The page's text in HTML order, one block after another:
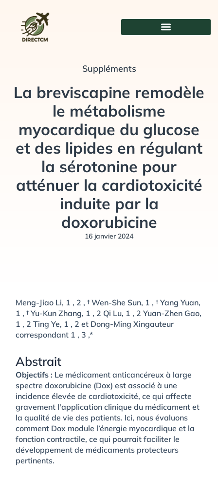
contenu
Suppléments
La breviscapine remodèle
le métabolisme
myocardique du glucose
et des lipides en régulant
la sérotonine pour
atténuer la cardiotoxicité
induite par la
doxorubicine
16 janvier 2024
Meng-Jiao Li, 1 , 2 , † Wen-She Sun, 1 , † Yang Yuan,
1 , † Yu-Kun Zhang, 1 , 2 Qi Lu, 1 , 2 Yuan-Zhen Gao,
1 , 2 Ting Ye, 1 , 2 et Dong-Ming Xingauteur
correspondant 1 , 3 ,*
Abstrait
Objectifs : Le médicament anticancéreux à large
spectre doxorubicine (Dox) est associé à une
incidence élevée de cardiotoxicité, ce qui affecte
gravement l'application clinique du médicament et
la qualité de vie des patients. Ici, nous évaluons
comment Dox module l’énergie myocardique et la
fonction contractile, ce qui pourrait faciliter le
développement de médicaments protecteurs
pertinents.